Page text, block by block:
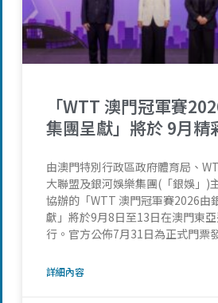
「WTT 澳門冠軍賽
集團呈獻」將於 9月精
由澳門特別行政區政府體育局、
大聯盟及銀河娛樂集團(「銀娛」)
協辦的「WTT 澳門冠軍賽2026由
獻」將於9月8日至13日在澳門東
行。官方公佈7月31日為正式門票
詳細內容